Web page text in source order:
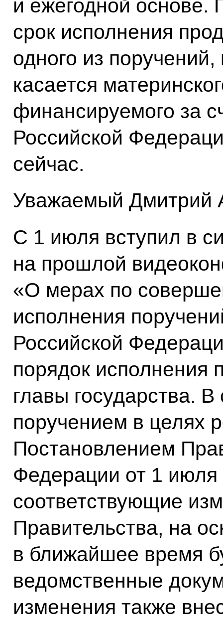
и ежегодной основе.
срок исполнения
одного из
касается
финансируемого за
Российской
сейчас.
Уважаемый Дмитрий
С 1 июля вступил в
на прошлой
«О мерах по
исполнения
Российской
порядок исполнения
главы государства.
поручением в целях
Постановлением
Федерации от 1 июля
соответствующие
Правительства, на
в ближайшее время
ведомственные
изменения также